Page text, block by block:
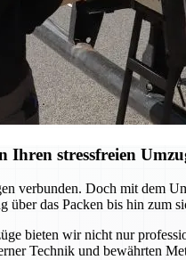
Ihren stressfreien
verbunden. Doch mit dem
das Packen bis hin zum
bieten wir nicht nur
Technik und bewährten